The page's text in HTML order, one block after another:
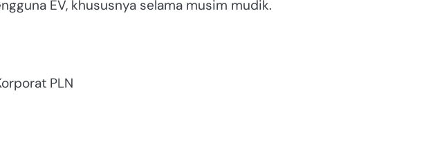
EV, khususnya selama musim mudik.
PLN